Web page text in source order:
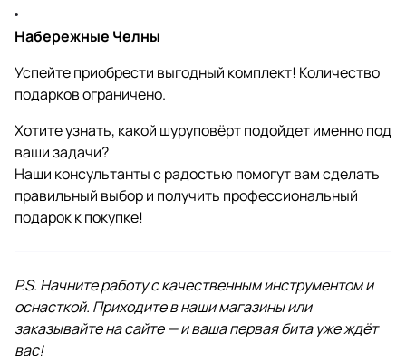
Набережные Челны
Успейте приобрести выгодный комплект! Количество
подарков ограничено.
Хотите узнать, какой шуруповёрт подойдет именно под
ваши задачи?
Наши консультанты с радостью помогут вам сделать
правильный выбор и получить профессиональный
подарок к покупке!
P.S. Начните работу с качественным инструментом и
оснасткой. Приходите в наши магазины или
заказывайте на сайте — и ваша первая бита уже ждёт
вас!